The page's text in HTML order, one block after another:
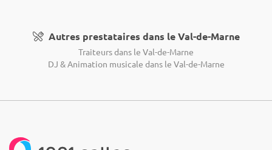
Autres prestataires dans le Val-de-Marne
Traiteurs dans le Val-de-Marne
DJ & Animation musicale dans le Val-de-Marne